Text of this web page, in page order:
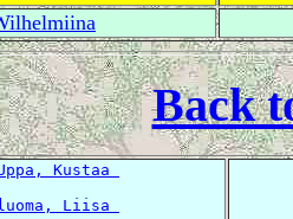
Back
Kustaa
Liisa